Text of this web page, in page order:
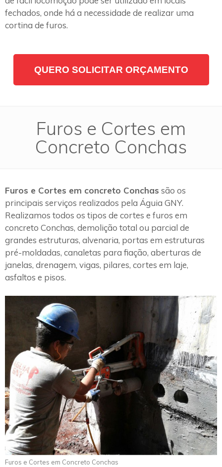
fechados, onde há a necessidade de realizar uma
cortina de furos.
QUERO SOLICITAR ORÇAMENTO
Furos e Cortes em
Concreto Conchas
Furos e Cortes em concreto Conchas são os
principais serviços realizados pela Águia GNY.
Realizamos todos os tipos de cortes e furos em
concreto Conchas, demolição total ou parcial de
grandes estruturas, alvenaria, portas em estruturas
pré-moldadas, canaletas para fiação, aberturas de
janelas, drenagem, vigas, pilares, cortes em laje,
asfaltos e pisos.
Furos e Cortes em Concreto Conchas